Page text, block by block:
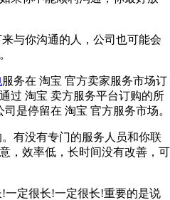
与你沟通的人，公司也可能会
服务在 淘宝 官方卖家服务市场订
过 淘宝 卖方服务平台订购的所
是停留在 淘宝 官方服务市场。
有没有专门的服务人员和你联
，效率低，长时间没有改善，可
定很长!一定很长!重要的是说